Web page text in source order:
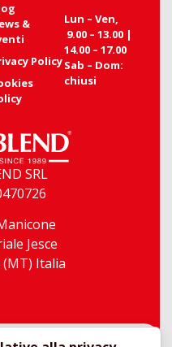
SRL
Jesce
Italia
&
Policy
Lun – Ven,
9.00 – 13.00 |
14.00 – 17.00
Sab – Dom:
chiusi
05460470726 - Tutti i